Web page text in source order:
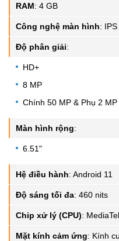
RAM: 4 GB
Công nghệ màn hình:
Độ phân giải:
HD+
8 MP
Chính 50 MP & Phụ 2 MP
Màn hình rộng:
6.51"
Hệ điều hành: Android 11
Độ sáng tối đa: 460 nits
Chip xử lý (CPU):
Mặt kính cảm ứng: Kính